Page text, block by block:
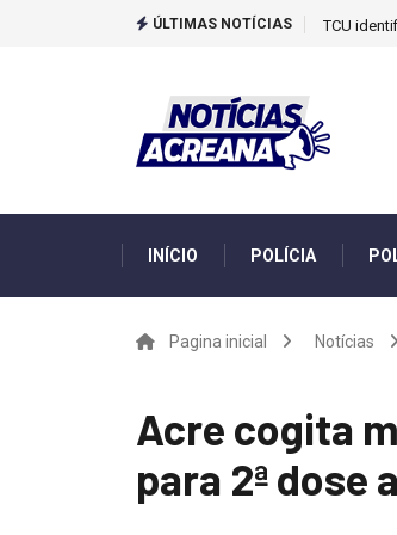
ÚLTIMAS NOTÍCIAS TCU
INÍCIO POLÍCIA
Pagina inicial Notícias
Acre cogita
para 2ª dose